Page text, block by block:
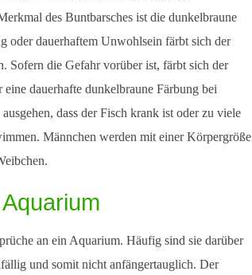
des Buntbarsches ist die dunkelbraune
oder dauerhaftem Unwohlsein färbt sich der
Sofern die Gefahr vorüber ist, färbt sich der
dauerhafte dunkelbraune Färbung bei
dass der Fisch krank ist oder zu viele
Männchen werden mit einer Körpergröße
an ein Aquarium. Häufig sind sie darüber
und somit nicht anfängertauglich. Der